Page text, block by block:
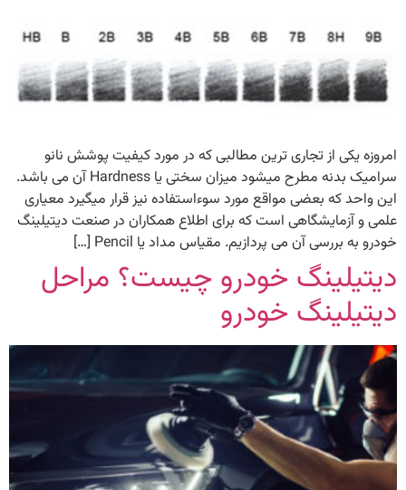
امروزه یکی از تجاری ترین مطالبی که در مورد کیفیت پوشش نانو
سرامیک بدنه مطرح میشود میزان سختی یا Hardness آن می باشد.
این واحد که بعضی مواقع مورد سوءاستفاده نیز قرار میگیرد معیاری
علمی و آزمایشگاهی است که برای اطلاع همکاران در صنعت دیتیلینگ
خودرو به بررسی آن می پردازیم. مقیاس مداد یا Pencil […]
دیتیلینگ خودرو چیست؟ مراحل
دیتیلینگ خودرو